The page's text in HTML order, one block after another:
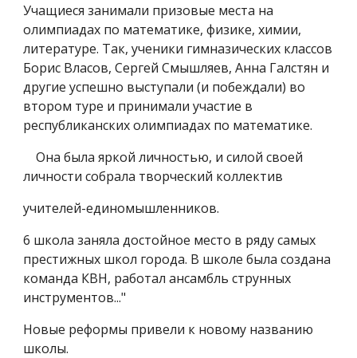
Учащиеся занимали призовые места на
олимпиадах по математике, физике, химии,
литературе. Так, ученики гимназических классов
Борис Власов, Сергей Смышляев, Анна Галстян и
другие успешно выступали (и побеждали) во
втором туре и принимали участие в
республиканских олимпиадах по математике.
Она была яркой личностью, и силой своей
личности собрала творческий коллектив
учителей-единомышленников.
6 школа заняла достойное место в ряду самых
престижных школ города. В школе была создана
команда КВН, работал ансамбль струнных
инструментов..."
Новые реформы привели к новому названию
школы.